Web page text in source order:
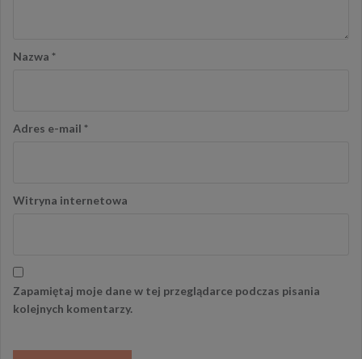
Nazwa *
Adres e-mail *
Witryna internetowa
Zapamiętaj moje dane w tej przeglądarce podczas pisania
kolejnych komentarzy.